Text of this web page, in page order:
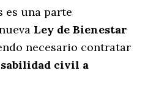
es una parte
Ley de Bienestar
necesario contratar
civil a